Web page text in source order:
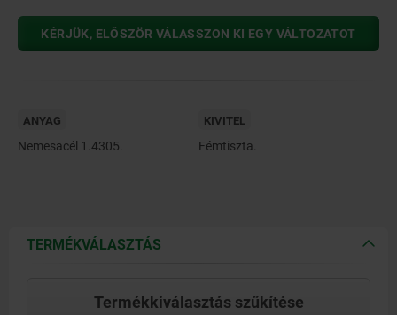
KÉRJÜK, ELŐSZÖR VÁLASSZON KI EGY VÁLTOZATOT
ANYAG
Nemesacél 1.4305.
KIVITEL
Fémtiszta.
TERMÉKVÁLASZTÁS
Termékkiválasztás szűkítése